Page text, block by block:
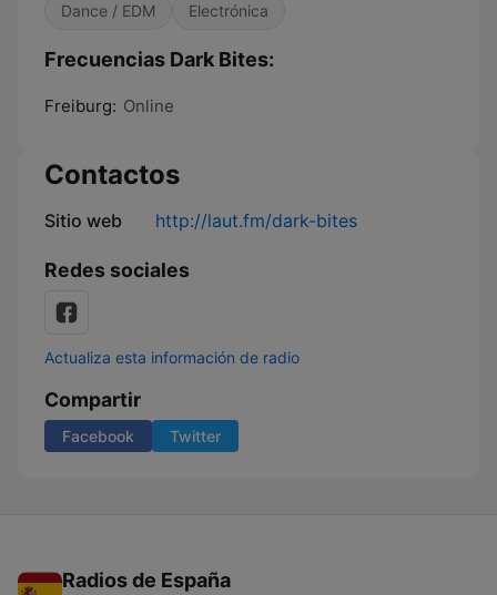
Dance / EDM Electrónica
Frecuencias Dark Bites:
Freiburg: Online
Contactos
Sitio web http://laut.fm/dark-bites
Redes sociales
Actualiza esta información de radio
Compartir
Facebook Twitter
Radios de España